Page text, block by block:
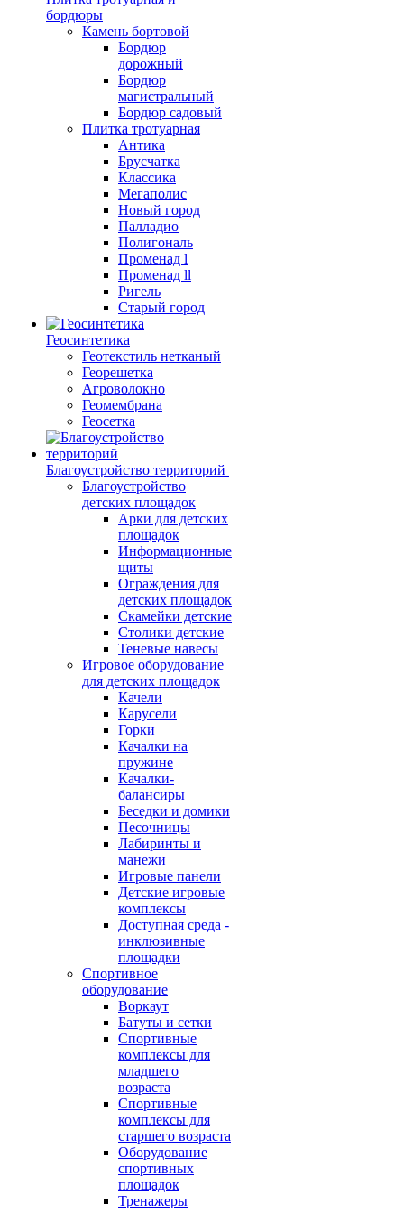
бордюры
Камень бортовой
Бордюр
дорожный
Бордюр
магистральный
Бордюр садовый
Плитка тротуарная
Антика
Брусчатка
Классика
Мегаполис
Новый город
Палладио
Полигональ
Променад l
Променад ll
Ригель
Старый город
Геосинтетика
Геотекстиль нетканый
Георешетка
Агроволокно
Геомембрана
Геосетка
Благоустройство территорий
Благоустройство
детских площадок
Арки для детских
площадок
Информационные
щиты
Ограждения для
детских площадок
Скамейки детские
Столики детские
Теневые навесы
Игровое оборудование
для детских площадок
Качели
Карусели
Горки
Качалки на
пружине
Качалки-
балансиры
Беседки и домики
Песочницы
Лабиринты и
манежи
Игровые панели
Детские игровые
комплексы
Доступная среда -
инклюзивные
площадки
Спортивное
оборудование
Воркаут
Батуты и сетки
Спортивные
комплексы для
младшего
возраста
Спортивные
комплексы для
старшего возраста
Оборудование
спортивных
площадок
Тренажеры